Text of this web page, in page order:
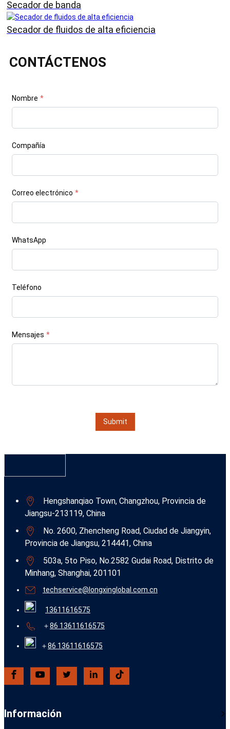
Secador de banda
Secador de fluidos de alta eficiencia
CONTÁCTENOS
Nombre *
Compañía
Correo electrónico *
WhatsApp
Teléfono
Mensajes *
Submit
Hengshanqiao Town, Changzhou, Provincia de
Jiangsu-213119, China
No. 2600, Zhencheng Road, Ciudad de Jiangyin,
Provincia de Jiangsu, 214441, China
503a, 5to Piso, No.2582 Gudai Road, Distrito de
Minhang, Shanghai, 201101
techservice@longxinglobal.com.cn
13611616575
＋86 13611616575
＋86 13611616575
Información